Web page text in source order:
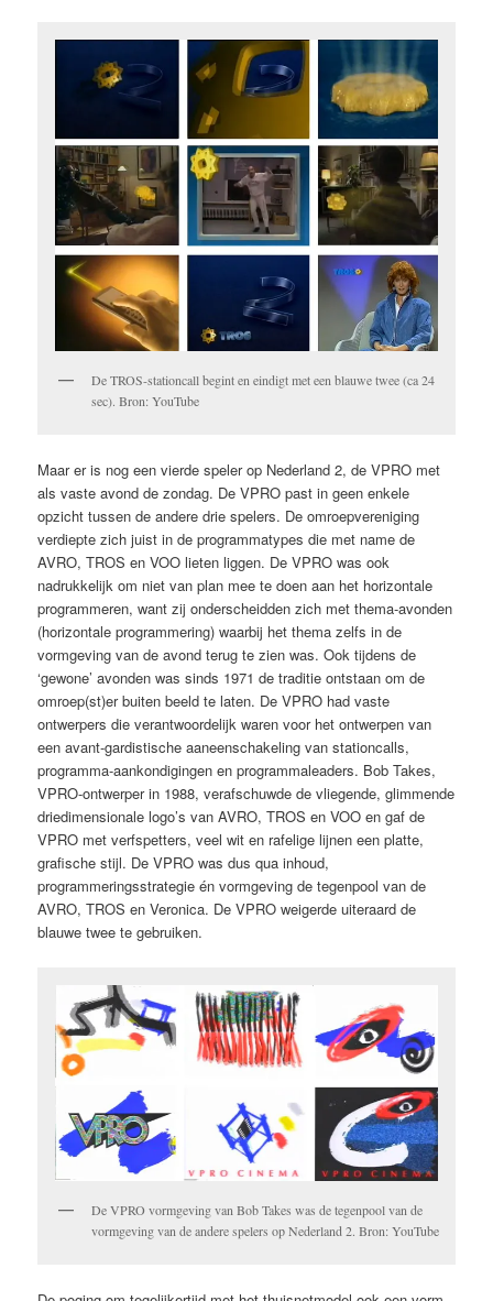
De TROS-stationcall begint en eindigt met een blauwe twee (ca 24
sec). Bron: YouTube
Maar er is nog een vierde speler op Nederland 2, de VPRO met
als vaste avond de zondag. De VPRO past in geen enkele
opzicht tussen de andere drie spelers. De omroepvereniging
verdiepte zich juist in de programmatypes die met name de
AVRO, TROS en VOO lieten liggen. De VPRO was ook
nadrukkelijk om niet van plan mee te doen aan het horizontale
programmeren, want zij onderscheidden zich met thema-avonden
(horizontale programmering) waarbij het thema zelfs in de
vormgeving van de avond terug te zien was. Ook tijdens de
‘gewone’ avonden was sinds 1971 de traditie ontstaan om de
omroep(st)er buiten beeld te laten. De VPRO had vaste
ontwerpers die verantwoordelijk waren voor het ontwerpen van
een avant-gardistische aaneenschakeling van stationcalls,
programma-aankondigingen en programmaleaders. Bob Takes,
VPRO-ontwerper in 1988, verafschuwde de vliegende, glimmende
driedimensionale logo’s van AVRO, TROS en VOO en gaf de
VPRO met verfspetters, veel wit en rafelige lijnen een platte,
grafische stijl. De VPRO was dus qua inhoud,
programmeringsstrategie én vormgeving de tegenpool van de
AVRO, TROS en Veronica. De VPRO weigerde uiteraard de
blauwe twee te gebruiken.
De VPRO vormgeving van Bob Takes was de tegenpool van de
vormgeving van de andere spelers op Nederland 2. Bron: YouTube